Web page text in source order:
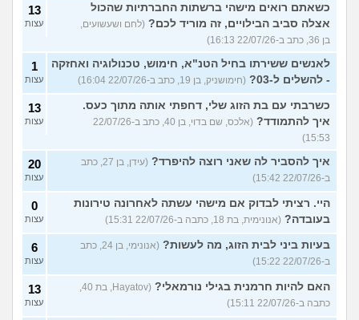
כשאתם רואים מישהי ברשתות החברתיות שהכול
אצלה סביב הבילויים, זה מוריד לכם? (לחם ושעשועים,
בן 36, כתב ב-22/07/26 16:13)
13
עצות
לאנשים ששירתו בחיל הטנ"א, חימוש, טכנולוגיה ואחזקה
- להשלים ל-03?
(חימושניק, בן 19, כתב ב-22/07/26 16:04)
1
עצות
כשרבתי עם בת הזוג שלי, דחפתי אותה מתוך כעס.
איך להתמודד?
(אלכס, שם בדוי, בן 40, כתב ב-22/07/26
15:53)
13
עצות
איך להסביר לה שאני רוצה להיפרד?
(עידן, בן 27, כתב
ב-22/07/26 15:42)
20
עצות
היי. רציתי לבדוק אם מישהי עשתה לאחרונה טירונות
בעובדה? (אנונימית, בת 18, כתבה ב-22/07/26 15:31)
0
עצות
בעיות ביני לבית הזוג, מה לעשות?
(אנונימי, בן 24, כתב
ב-22/07/26 15:22)
6
עצות
האם להיות חרמנית בגילי נורמאלי?
(Hayatov, בת 40,
כתבה ב-22/07/26 15:11)
13
עצות